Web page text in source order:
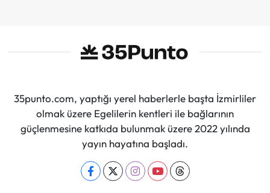
35punto.com, yaptığı yerel haberlerle başta İzmirliler
olmak üzere Egelilerin kentleri ile bağlarının
güçlenmesine katkıda bulunmak üzere 2022 yılında
yayın hayatına başladı.